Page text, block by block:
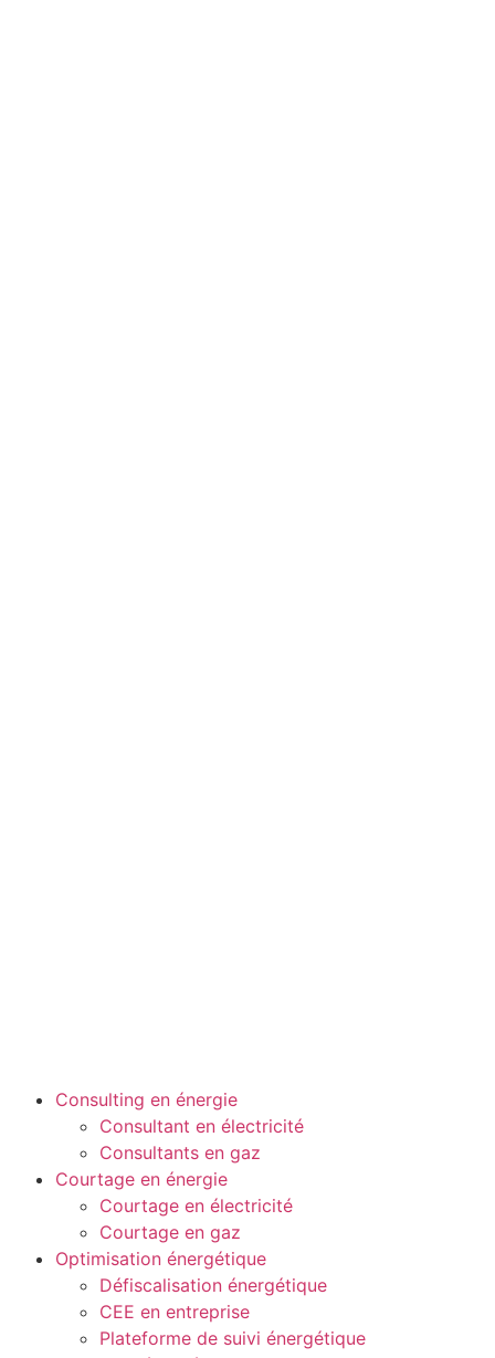
Consulting en énergie
Consultant en électricité
Consultants en gaz
Courtage en énergie
Courtage en électricité
Courtage en gaz
Optimisation énergétique
Défiscalisation énergétique
CEE en entreprise
Plateforme de suivi énergétique